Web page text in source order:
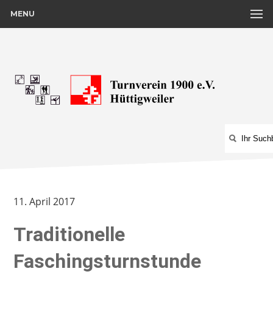
MENU
11. April 2017
Traditionelle
Faschingsturnstunde